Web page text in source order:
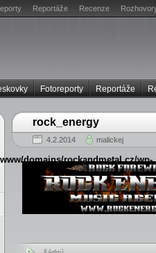
Reportáže Recenze
Fotoreporty Reportáže
domains/rockandmetal.cz/wp-
rock_energy
4.2.2014 malickej